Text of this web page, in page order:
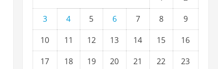
3
4 5 6 7 8
9
10
11 12 13 14 15
16
17
18 19 20 21 22
23